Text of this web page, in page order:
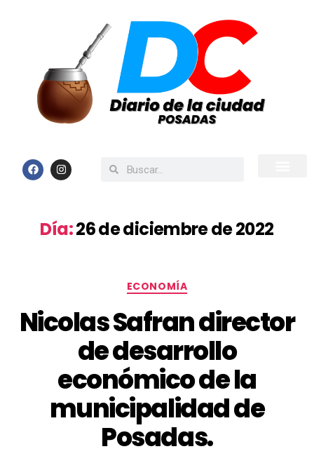
Día:26 de diciembre de 2022
ECONOMÍA
Nicolas Safran director
de desarrollo
económico de la
municipalidad de
Posadas.